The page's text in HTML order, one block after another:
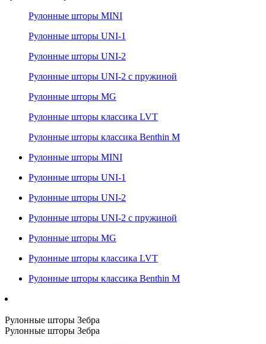
Рулонные шторы MINI
Рулонные шторы UNI-1
Рулонные шторы UNI-2
Рулонные шторы UNI-2 с пружиной
Рулонные шторы MG
Рулонные шторы классика LVT
Рулонные шторы классика Benthin M
Рулонные шторы MINI
Рулонные шторы UNI-1
Рулонные шторы UNI-2
Рулонные шторы UNI-2 с пружиной
Рулонные шторы MG
Рулонные шторы классика LVT
Рулонные шторы классика Benthin M
Рулонные шторы Зебра
Рулонные шторы Зебра